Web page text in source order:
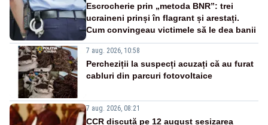
Escrocherie prin „metoda BNR”: trei
ucraineni prinși în flagrant și arestați.
Cum convingeau victimele să le dea banii
7 aug. 2026, 10:58
Percheziții la suspecți acuzați că au furat
cabluri din parcuri fotovoltaice
7 aug. 2026, 08:21
CCR discută pe 12 august sesizarea